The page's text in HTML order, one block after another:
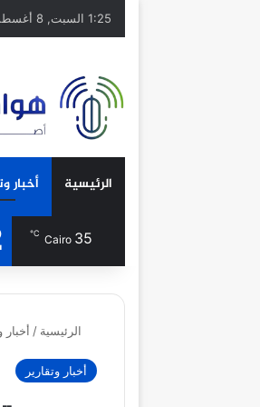
1:25 السبت, 8 أغسطس, 2026
الرئيسية أخبار
Cairo 35
℃
الرئيسية / أخبار
أخبار وتقارير